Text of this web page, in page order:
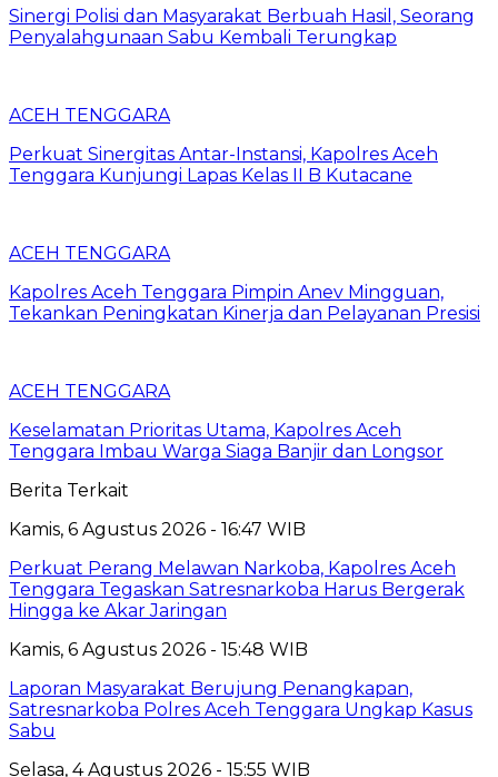
Sinergi Polisi dan Masyarakat Berbuah Hasil, Seorang
Penyalahgunaan Sabu Kembali Terungkap
ACEH TENGGARA
Perkuat Sinergitas Antar-Instansi, Kapolres Aceh
Tenggara Kunjungi Lapas Kelas II B Kutacane
ACEH TENGGARA
Kapolres Aceh Tenggara Pimpin Anev Mingguan,
Tekankan Peningkatan Kinerja dan Pelayanan Presisi
ACEH TENGGARA
Keselamatan Prioritas Utama, Kapolres Aceh
Tenggara Imbau Warga Siaga Banjir dan Longsor
Berita Terkait
Kamis, 6 Agustus 2026 - 16:47 WIB
Perkuat Perang Melawan Narkoba, Kapolres Aceh
Tenggara Tegaskan Satresnarkoba Harus Bergerak
Hingga ke Akar Jaringan
Kamis, 6 Agustus 2026 - 15:48 WIB
Laporan Masyarakat Berujung Penangkapan,
Satresnarkoba Polres Aceh Tenggara Ungkap Kasus
Sabu
Selasa, 4 Agustus 2026 - 15:55 WIB